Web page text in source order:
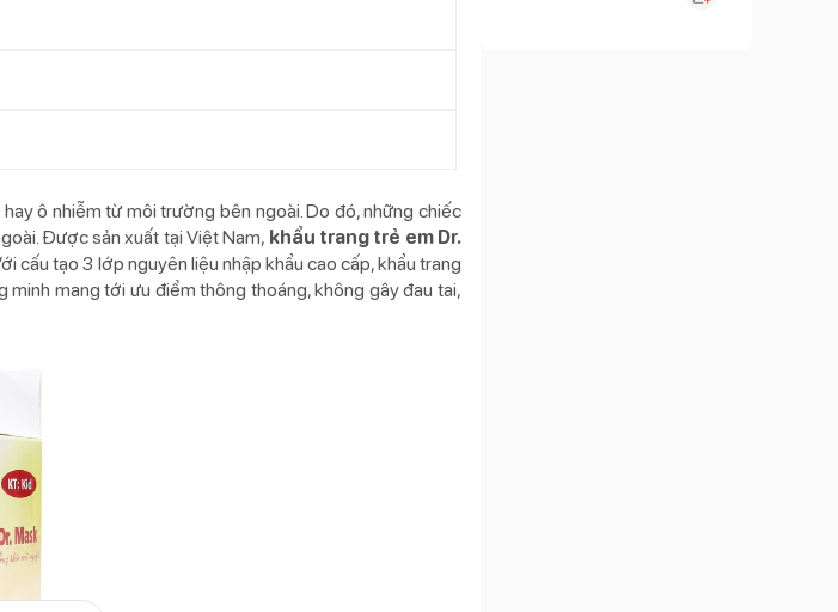
ô nhiễm từ môi trường bên ngoài. Do đó, những chiếc
Được sản xuất tại Việt Nam, khẩu trang trẻ em Dr.
cấu tạo 3 lớp nguyên liệu nhập khẩu cao cấp, khẩu trang
minh mang tới ưu điểm thông thoáng, không gây đau tai,